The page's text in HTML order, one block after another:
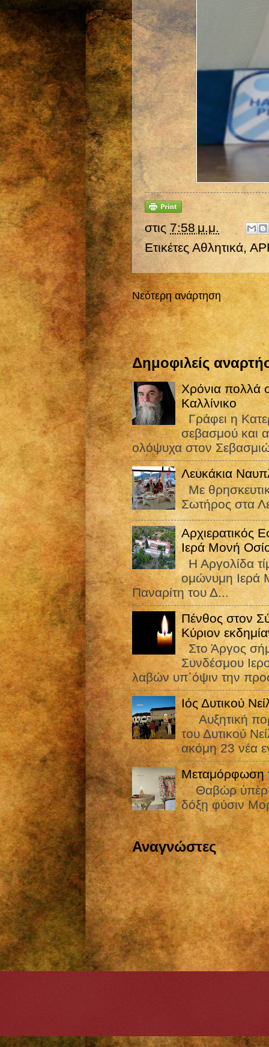
στις7:58 μ.μ.
ΕτικέτεςΑθλητικά,
Νεότερη ανάρτηση
Δημοφιλείς
Χρόνια πολλά
Καλλίνικο
Γράφει η
σεβασμού και
ολόψυχα στον
Λευκάκια
Με
Σωτήρος στα
Αρχιερατικός
Ιερά Μονή
Η Αργολίδα
ομώνυμη Ιερά
Παναρίτη του Δ...
Πένθος στον
Κύριον
Στο Άργος
Συνδέσμου
λαβών υπ΄όψιν την
Ιός Δυτικού
Αυξητική
του Δυτικού
ακόμη 23 νέα
Μεταμόρφωση
Θαβὼρ ὑπὲρ
δόξῃ φύσιν
Αναγνώστες